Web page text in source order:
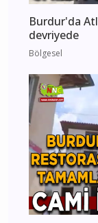
Burdur'da
devriyede
Bölgesel